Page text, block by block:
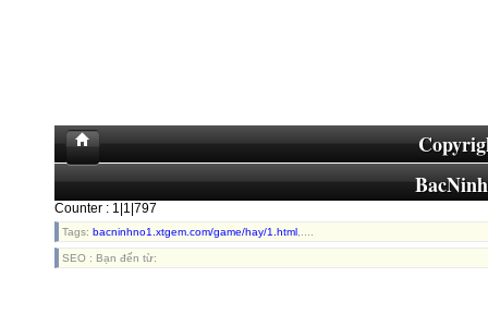
Counter : 1|1|797
Tags: bacninhno1.xtgem.com/game/hay/1.html
SEO : Bạn đến từ: